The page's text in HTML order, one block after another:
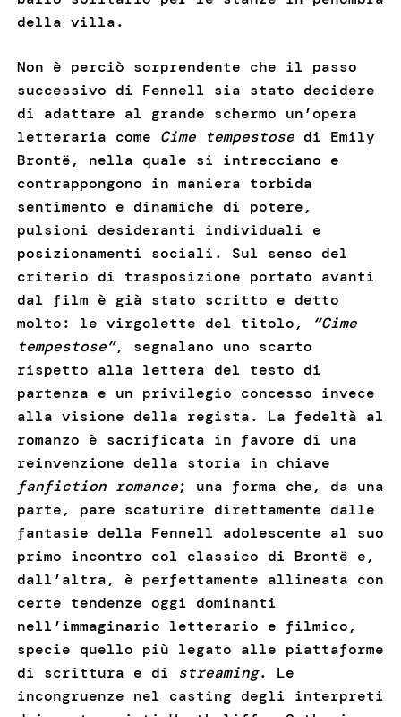
della villa.
Non è perciò sorprendente che il passo
successivo di Fennell sia stato decidere
di adattare al grande schermo un’opera
letteraria come Cime tempestosedi Emily
Brontë, nella quale si intrecciano e
contrappongono in maniera torbida
sentimento e dinamiche di potere,
pulsioni desideranti individuali e
posizionamenti sociali. Sul senso del
criterio di trasposizione portato avanti
dal film è già stato scritto e detto
molto: le virgolette del titolo,
“Cime
tempestose”, segnalano uno scarto
rispetto alla lettera del testo di
partenza e un privilegio concesso invece
alla visione della regista. La fedeltà al
romanzo è sacrificata in favore di una
reinvenzione della storia in chiave
fanfiction romance; una forma che, da una
parte, pare scaturire direttamente dalle
fantasie della Fennell adolescente al suo
primo incontro col classico di Brontë e,
dall’altra, è perfettamente allineata con
certe tendenze oggi dominanti
nell’immaginario letterario e filmico,
specie quello più legato alle piattaforme
di scrittura e di
streaming. Le
incongruenze nel casting degli interpreti